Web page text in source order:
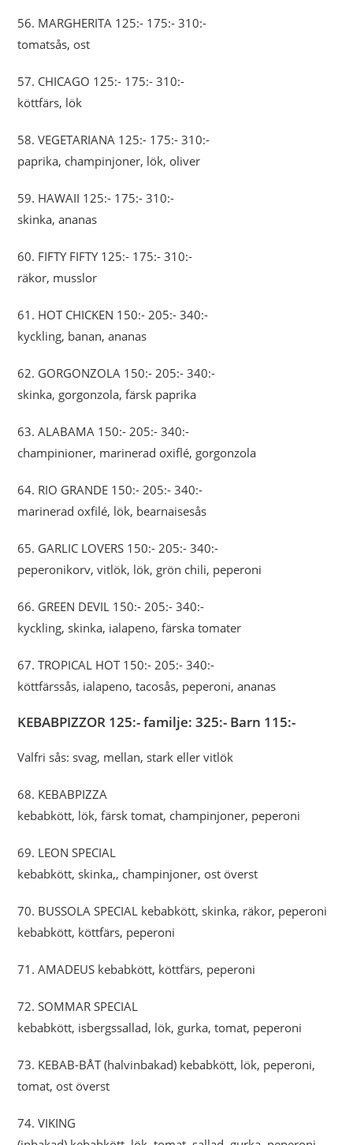
56. MARGHERITA 125:- 175:- 310:-
tomatsås, ost
57. CHICAGO 125:- 175:- 310:-
köttfärs, lök
58. VEGETARIANA 125:- 175:- 310:-
paprika, champinjoner, lök, oliver
59. HAWAII 125:- 175:- 310:-
skinka, ananas
60. FIFTY FIFTY 125:- 175:- 310:-
räkor, musslor
61. HOT CHICKEN 150:- 205:- 340:-
kyckling, banan, ananas
62. GORGONZOLA 150:- 205:- 340:-
skinka, gorgonzola, färsk paprika
63. ALABAMA 150:- 205:- 340:-
champinioner, marinerad oxiflé, gorgonzola
64. RIO GRANDE 150:- 205:- 340:-
marinerad oxfilé, lök, bearnaisesås
65. GARLIC LOVERS 150:- 205:- 340:-
peperonikorv, vitlök, lök, grön chili, peperoni
66. GREEN DEVIL 150:- 205:- 340:-
kyckling, skinka, ialapeno, färska tomater
67. TROPICAL HOT 150:- 205:- 340:-
köttfärssås, ialapeno, tacosås, peperoni, ananas
KEBABPIZZOR 125:- familje: 325:- Barn 115:-
Valfri sås: svag, mellan, stark eller vitlök
68. KEBABPIZZA
kebabkött, lök, färsk tomat, champinjoner, peperoni
69. LEON SPECIAL
kebabkött, skinka,, champinjoner, ost överst
70. BUSSOLA SPECIAL kebabkött, skinka, räkor, peperoni
kebabkött, köttfärs, peperoni
71. AMADEUS kebabkött, köttfärs, peperoni
72. SOMMAR SPECIAL
kebabkött, isbergssallad, lök, gurka, tomat, peperoni
73. KEBAB-BÅT (halvinbakad) kebabkött, lök, peperoni,
tomat, ost överst
74. VIKING